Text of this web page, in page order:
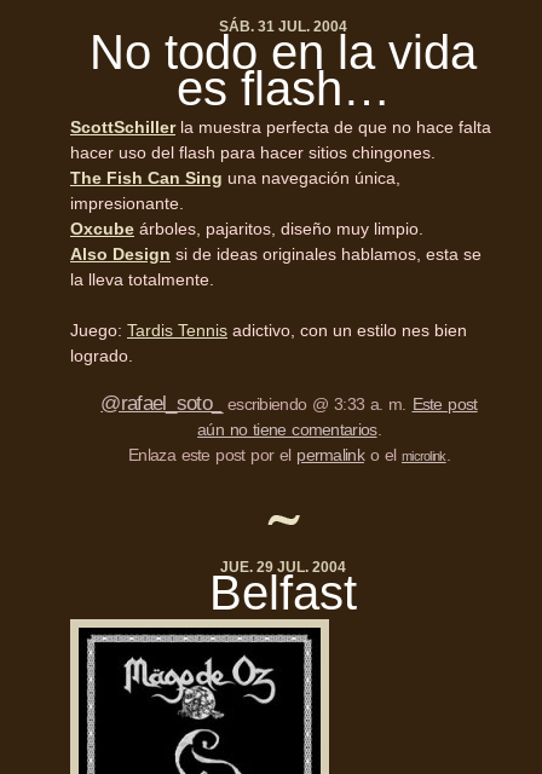
SÁB. 31 JUL. 2004
No todo en la vida
es flash…
ScottSchillerla muestra perfecta de que no hace falta
hacer uso del flash para hacer sitios chingones.
The Fish Can Sing una navegación única,
impresionante.
Oxcube árboles, pajaritos, diseño muy limpio.
Also Design si de ideas originales hablamos, esta se
la lleva totalmente.
Juego: Tardis Tennis adictivo, con un estilo nes bien
logrado.
@rafael_soto_ escribiendo @ 3:33 a. m. Este post
aún no tiene comentarios.
Enlaza este post por el permalinko el microlink
JUE. 29 JUL. 2004
Belfast